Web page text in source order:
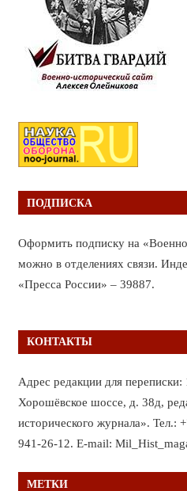
ПОДПИСКА
Оформить подписку на
можно в отделениях связи.
«Пресса России» – 39887.
КОНТАКТЫ
Адрес редакции для
Хорошёвское шоссе, д. 38д,
исторического журнала». Тел.:
941-26-12. E-mail:
МЕТКИ